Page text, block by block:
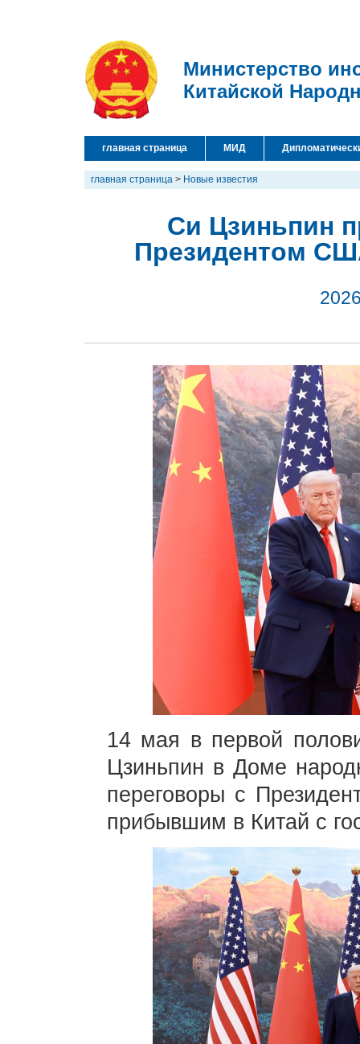
Министерство
Китайской
главная страница МИД
главная страница > Новые известия
Си Цзиньпин
Президентом
14 мая в первой
Цзиньпин в Доме
переговоры с
прибывшим в Китай с